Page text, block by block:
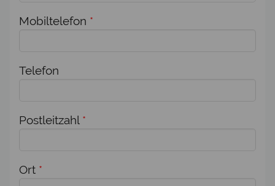
Mobiltelefon *
Telefon
Postleitzahl *
Ort *